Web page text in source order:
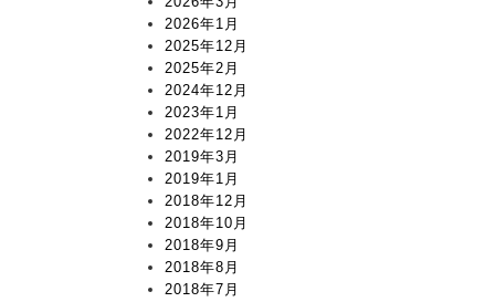
2026年1月
2025年12月
2025年2月
2024年12月
2023年1月
2022年12月
2019年3月
2019年1月
2018年12月
2018年10月
2018年9月
2018年8月
2018年7月